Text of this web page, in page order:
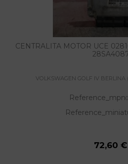
CENTRALITA MOTOR UCE
VOLKSWAGEN GOLF IV BERLINA
Reference_mpn
72,60 €